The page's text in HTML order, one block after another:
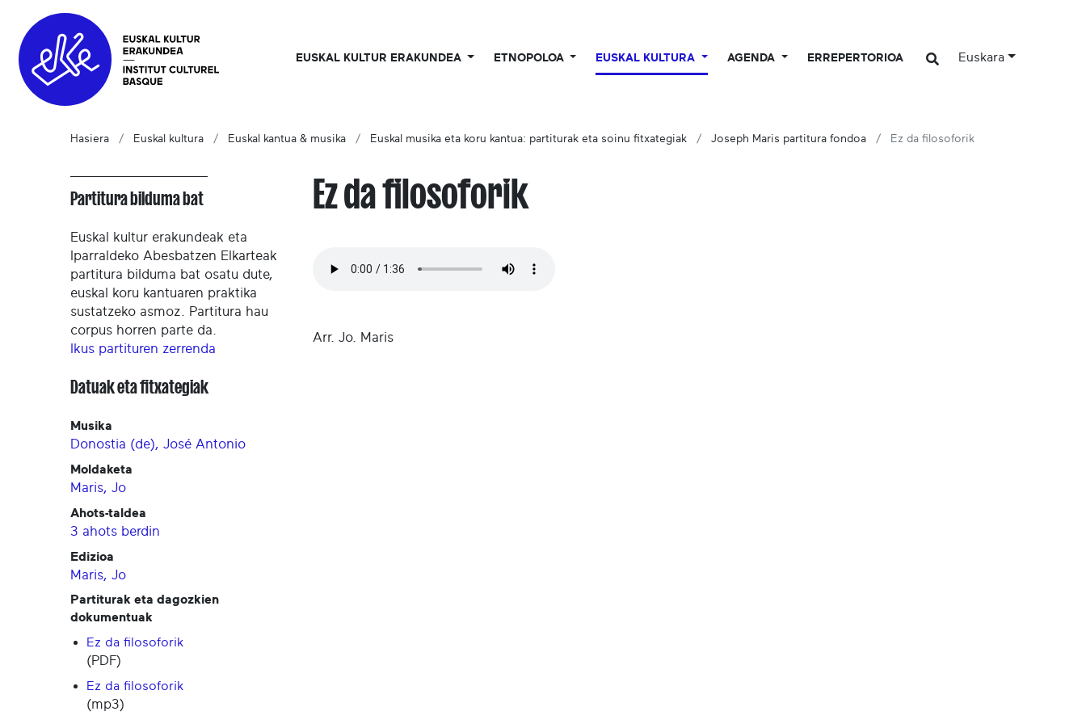
EUSKAL KULTUR ERAKUNDEA ETNOPOLOA EUSKAL KULTURA AGENDA ERREPERTORIOA Euskara
Hasiera Euskal kultura Euskal kantua & musika Euskal musika eta koru kantua: partiturak eta soinu fitxategiak Joseph Maris partitura fondoa Ez da filosoforik
Partitura bilduma bat
Euskal kultur erakundeak eta
Iparraldeko Abesbatzen Elkarteak
partitura bilduma bat osatu dute,
euskal koru kantuaren praktika
sustatzeko asmoz. Partitura hau
corpus horren parte da.
Ikus partituren zerrenda
Datuak eta fitxategiak
Musika
Donostia (de), José Antonio
Moldaketa
Maris, Jo
Ahots-taldea
3 ahots berdin
Edizioa
Maris, Jo
Partiturak eta dagozkien
dokumentuak
Ez da filosoforik
(PDF)
Ez da filosoforik
(mp3)
Ez da filosoforik
Arr. Jo. Maris